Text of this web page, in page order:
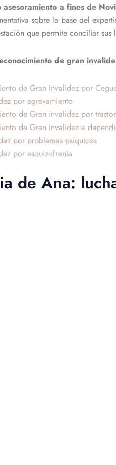
asesoramiento a fines de
sobre la base del
que permite conciliar
de gran
de Gran Invalidez por
por agravamiento
de Gran invalidez por
de Gran Invalidez a
por problemas psíquicos
por esquizofrenia
de Ana: